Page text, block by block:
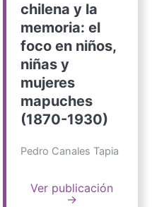
chilena y la
memoria: el
foco en niños,
niñas y
mujeres
mapuches
(1870-1930)
Pedro Canales Tapia
Ver publicación
→